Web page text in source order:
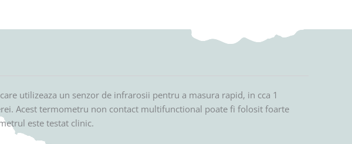
utilizeaza un senzor de infrarosii pentru a masura rapid, in cca 1
Acest termometru non contact multifunctional poate fi folosit foarte
este testat clinic.